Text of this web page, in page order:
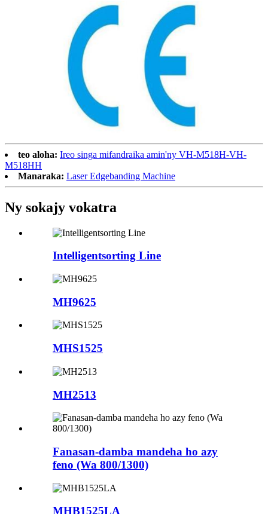
teo aloha: Ireo singa mifandraika amin'ny VH-M518H-VH-
M518HH
Manaraka: Laser Edgebanding Machine
Ny sokajy vokatra
Intelligentsorting Line
MH9625
MHS1525
MH2513
Fanasan-damba mandeha ho azy
feno (Wa 800/1300)
MHB1525LA